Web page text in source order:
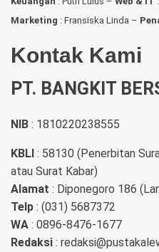
Marketing : Fransiska Linda –
Kontak Kami
PT. BANGKIT
NIB : 1810220238555
KBLI : 58130 (Penerbitan
atau Surat Kabar)
Alamat : Diponegoro 186
Telp : (031) 5687372
WA : 0896-8476-1677
Redaksi :